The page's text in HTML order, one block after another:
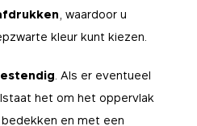
, waardoor u
kleur kunt kiezen.
. Als er eventueel
het om het oppervlak
en met een